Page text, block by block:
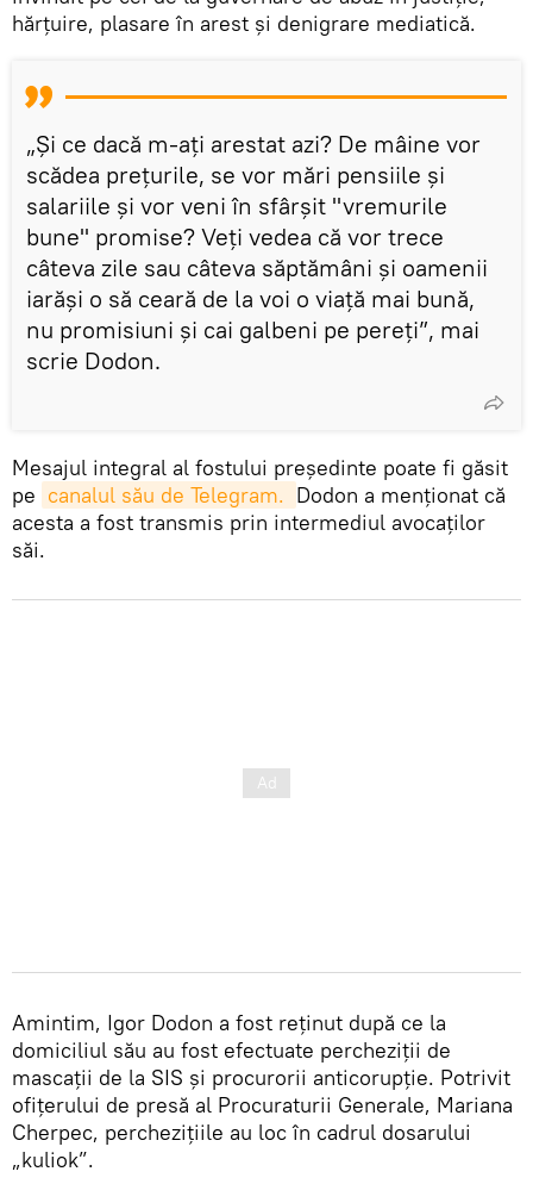
hărțuire, plasare în arest și denigrare mediatică.
„Și ce dacă m-ați arestat azi? De mâine vor
scădea prețurile, se vor mări pensiile și
salariile și vor veni în sfârșit "vremurile
bune" promise? Veți vedea că vor trece
câteva zile sau câteva săptămâni și oamenii
iarăși o să ceară de la voi o viață mai bună,
nu promisiuni și cai galbeni pe pereți”, mai
scrie Dodon.
Mesajul integral al fostului președinte poate fi găsit
pe canalul său de Telegram. Dodon a menționat că
acesta a fost transmis prin intermediul avocaților
săi.
Amintim, Igor Dodon a fost reținut după ce la
domiciliul său au fost efectuate percheziții de
mascații de la SIS și procurorii anticorupție. Potrivit
ofițerului de presă al Procuraturii Generale, Mariana
Cherpec, perchezițiile au loc în cadrul dosarului
„kuliok”.